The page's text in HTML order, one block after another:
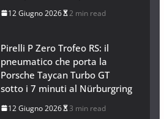
12 Giugno 2026 2 min read
Pirelli P Zero Trofeo RS: il
pneumatico che porta la
Porsche Taycan Turbo GT
sotto i 7 minuti al Nürburgring
12 Giugno 2026 3 min read